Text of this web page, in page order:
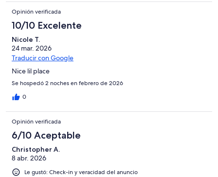
Opinión verificada
10/10 Excelente
Nicole T.
24 mar. 2026
Traducir con Google
Nice lil place
Se hospedó 2 noches en febrero de 2026
0
Opinión verificada
6/10 Aceptable
Christopher A.
8 abr. 2026
Le gustó: Check-in y veracidad del anuncio